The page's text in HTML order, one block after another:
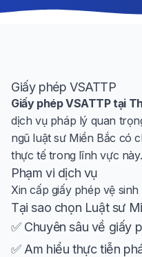
Giấy phép VSATTP
Giấy phép VSATTP tại
dịch vụ pháp lý quan
ngũ luật sư Miền Bắc có
thực tế trong lĩnh vực này.
Phạm vi dịch vụ
Xin cấp giấy phép vệ
Tại sao chọn Luật sư
✅ Chuyên sâu về giấy
✅ Am hiểu thực tiễn